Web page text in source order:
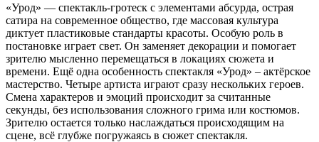
«Урод» — спектакль-гротеск с элементами абсурда, острая
сатира на современное общество, где массовая культура
диктует пластиковые стандарты красоты. Особую роль в
постановке играет свет. Он заменяет декорации и помогает
зрителю мысленно перемещаться в локациях сюжета и
времени. Ещё одна особенность спектакля «Урод» – актёрское
мастерство. Четыре артиста играют сразу нескольких героев.
Смена характеров и эмоций происходит за считанные
секунды, без использования сложного грима или костюмов.
Зрителю остается только наслаждаться происходящим на
сцене, всё глубже погружаясь в сюжет спектакля.